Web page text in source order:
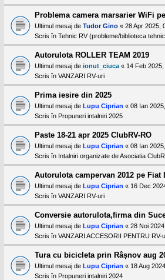
Problema camera marsarier WiFi
Ultimul mesaj de Tudor Gino « 28 Apr 2025,
Scris în Tehnic RV (probleme/biblioteca
Autorulota ROLLER TEAM 2019
Ultimul mesaj de ionut_ciuca « 14 Feb
Scris în VANZARI RV-uri
Prima iesire din 2025
Ultimul mesaj de Lupu Ciprian « 08 Ian
Scris în Propuneri intalniri 2025
Paste 18-21 apr 2025 ClubRV-RO
Ultimul mesaj de Lupu Ciprian « 08 Ian
Scris în Intalniri organizate de Asociatia
Autorulota campervan 2012 pe Fiat
Ultimul mesaj de Lupu Ciprian « 16 Dec
Scris în VANZARI RV-uri
Conversie autorulota,firma din
Ultimul mesaj de Lupu Ciprian « 28 Noi
Scris în VANZARI ACCESORII PENTRU RV-
Tura cu bicicleta prin Râșnov aug
Ultimul mesaj de Lupu Ciprian « 18 Aug
Scris în Propuneri intalniri 2024